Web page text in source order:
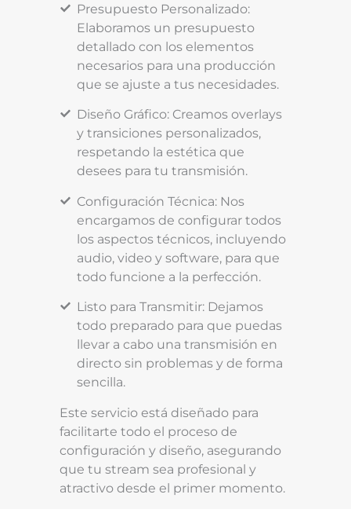
Presupuesto Personalizado:
Elaboramos un presupuesto
detallado con los elementos
necesarios para una producción
que se ajuste a tus necesidades.
Diseño Gráfico: Creamos overlays
y transiciones personalizados,
respetando la estética que
desees para tu transmisión.
Configuración Técnica: Nos
encargamos de configurar todos
los aspectos técnicos, incluyendo
audio, video y software, para que
todo funcione a la perfección.
Listo para Transmitir: Dejamos
todo preparado para que puedas
llevar a cabo una transmisión en
directo sin problemas y de forma
sencilla.
Este servicio está diseñado para
facilitarte todo el proceso de
configuración y diseño, asegurando
que tu stream sea profesional y
atractivo desde el primer momento.